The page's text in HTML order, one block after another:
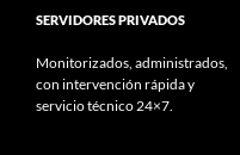
SERVIDORES PRIVADOS
Monitorizados, administrados,
con intervención rápida y
servicio técnico 24×7.